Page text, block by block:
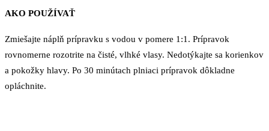
AKO POUŽÍVAŤ
Zmiešajte náplň prípravku s vodou v pomere 1:1. Prípravok
rovnomerne rozotrite na čisté, vlhké vlasy. Nedotýkajte sa korienkov
a pokožky hlavy. Po 30 minútach plniaci prípravok dôkladne
opláchnite.